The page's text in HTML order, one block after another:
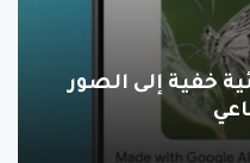
خفية إلى الصور